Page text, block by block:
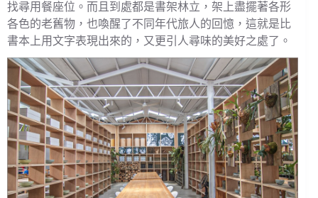
找尋用餐座位。而且到處都是書架林立，架上盡擺著各形
各色的老舊物，也喚醒了不同年代旅人的回憶，這就是比
書本上用文字表現出來的，又更引人尋味的美好之處了。